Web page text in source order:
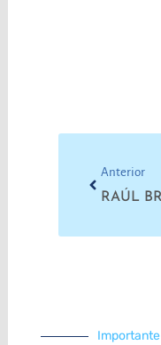
Anterior
Importante